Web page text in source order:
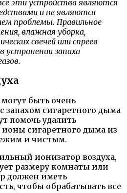
эти устройства являются
и не являются
проблемы. Правильное
влажная уборка,
свечей или спреев
запаха
быть очень
запахом сигаретного дыма
помочь удалить
сигаретного дыма из
и чистым.
ионизатор воздуха,
размеру комнаты или
должен иметь
чтобы обрабатывать все